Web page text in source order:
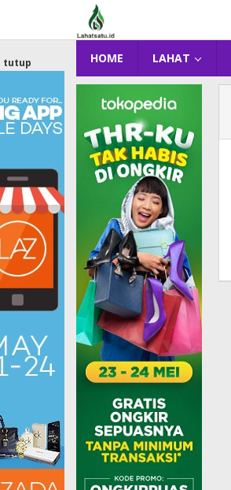
konten
HOME LAHAT
tutup